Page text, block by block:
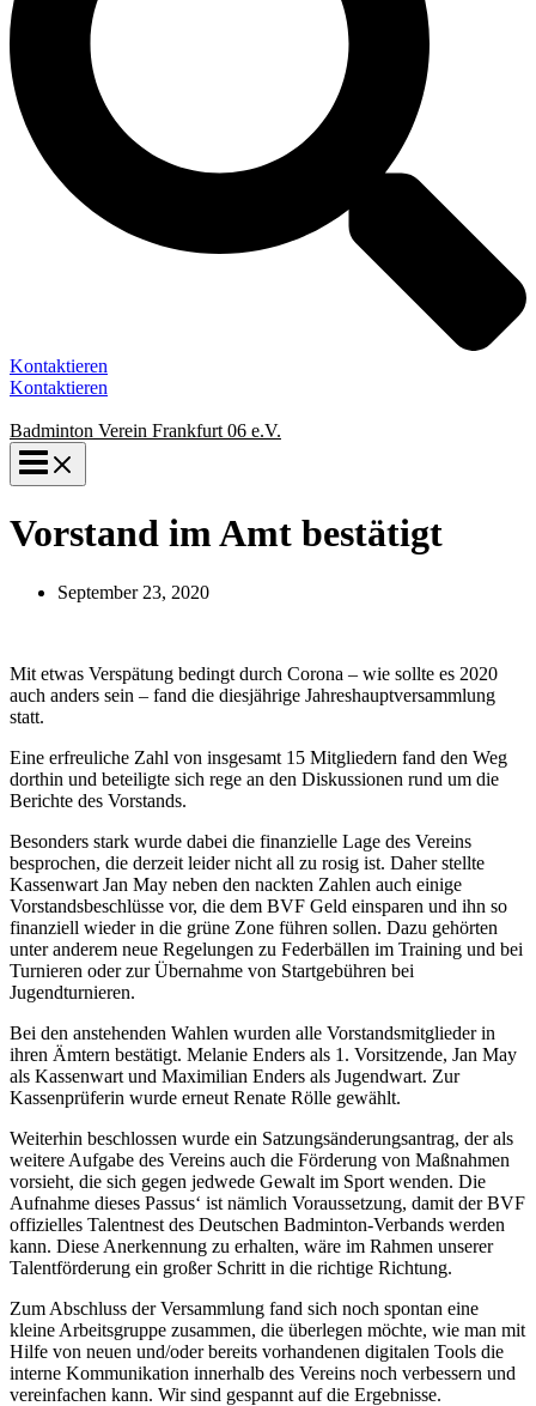
Kontaktieren
Kontaktieren
Badminton Verein Frankfurt 06 e.V.
Vorstand im Amt bestätigt
September 23, 2020
Mit etwas Verspätung bedingt durch Corona – wie sollte es 2020
auch anders sein – fand die diesjährige Jahreshauptversammlung
statt.
Eine erfreuliche Zahl von insgesamt 15 Mitgliedern fand den Weg
dorthin und beteiligte sich rege an den Diskussionen rund um die
Berichte des Vorstands.
Besonders stark wurde dabei die finanzielle Lage des Vereins
besprochen, die derzeit leider nicht all zu rosig ist. Daher stellte
Kassenwart Jan May neben den nackten Zahlen auch einige
Vorstandsbeschlüsse vor, die dem BVF Geld einsparen und ihn so
finanziell wieder in die grüne Zone führen sollen. Dazu gehörten
unter anderem neue Regelungen zu Federbällen im Training und bei
Turnieren oder zur Übernahme von Startgebühren bei
Jugendturnieren.
Bei den anstehenden Wahlen wurden alle Vorstandsmitglieder in
ihren Ämtern bestätigt. Melanie Enders als 1. Vorsitzende, Jan May
als Kassenwart und Maximilian Enders als Jugendwart. Zur
Kassenprüferin wurde erneut Renate Rölle gewählt.
Weiterhin beschlossen wurde ein Satzungsänderungsantrag, der als
weitere Aufgabe des Vereins auch die Förderung von Maßnahmen
vorsieht, die sich gegen jedwede Gewalt im Sport wenden. Die
Aufnahme dieses Passus‘ ist nämlich Voraussetzung, damit der BVF
offizielles Talentnest des Deutschen Badminton-Verbands werden
kann. Diese Anerkennung zu erhalten, wäre im Rahmen unserer
Talentförderung ein großer Schritt in die richtige Richtung.
Zum Abschluss der Versammlung fand sich noch spontan eine
kleine Arbeitsgruppe zusammen, die überlegen möchte, wie man mit
Hilfe von neuen und/oder bereits vorhandenen digitalen Tools die
interne Kommunikation innerhalb des Vereins noch verbessern und
vereinfachen kann. Wir sind gespannt auf die Ergebnisse.